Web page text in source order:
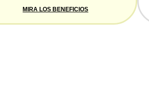
MIRA LOS BENEFICIOS